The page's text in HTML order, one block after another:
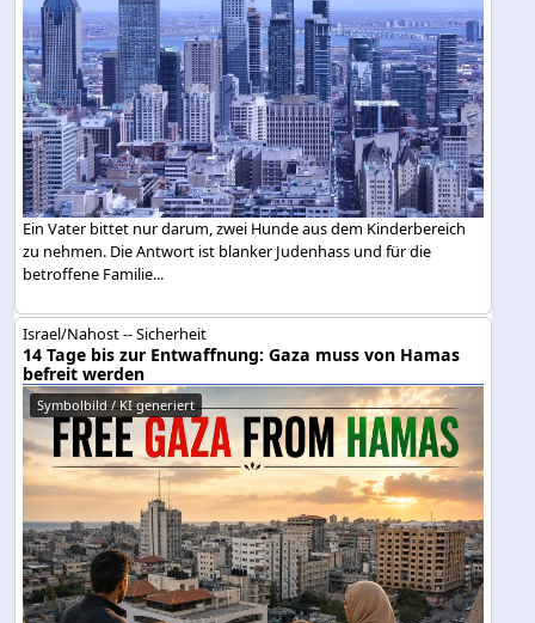
Ein Vater bittet nur darum, zwei Hunde aus dem Kinderbereich
zu nehmen. Die Antwort ist blanker Judenhass und für die
betroffene Familie...
Israel/Nahost -- Sicherheit
14 Tage bis zur Entwaffnung: Gaza muss von Hamas
befreit werden
Symbolbild / KI generiert